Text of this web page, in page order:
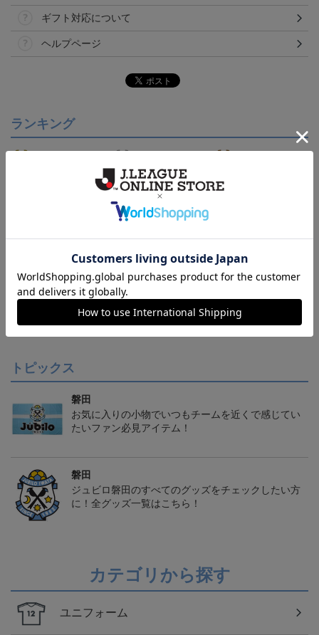
ギフト対応について
ヘルプページ
ランキング
ジュビロ磐田 ピカチュ
ジュビロ磐田 チルタリ
2,500円
クモデル:FP1st
21,450円～25,950円
会員特典
トピックス
磐田
お気に入りの小物でいつもチームを近くで感じてい
たいファン必見アイテム！
磐田
ジュビロ磐田のすべてのグッズをチェックしたい方
に！全グッズ一覧はこちら！
カテゴリから探す
ユニフォーム